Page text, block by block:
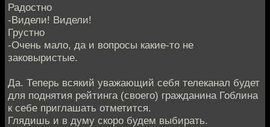
Радостно
-Видели! Видели!
Грустно
-Очень мало, да и вопросы какие-то не
заковыристые.
Да. Теперь всякий уважающий себя телеканал будет
для поднятия рейтинга (своего) гражданина Гоблина
к себе приглашать отметится.
Глядишь и в думу скоро будем выбирать.